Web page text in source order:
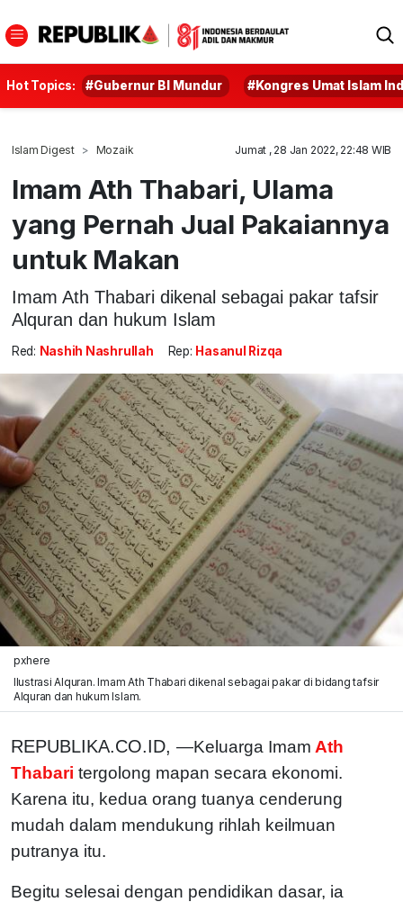
Hot Topics: #Gubernur BI Mundur #Kongres Umat Islam
Islam Digest Mozaik Jumat , 28 Jan 2022, 22:48 WIB
Imam Ath Thabari, Ulama
yang Pernah Jual Pakaiannya
untuk Makan
Imam Ath Thabari dikenal sebagai pakar tafsir
Alquran dan hukum Islam
Red: Nashih Nashrullah Rep: Hasanul Rizqa
pxhere
Ilustrasi Alquran. Imam Ath Thabari dikenal sebagai pakar di bidang tafsir
Alquran dan hukum Islam.
REPUBLIKA.CO.ID, —Keluarga Imam Ath
Thabari tergolong mapan secara ekonomi.
Karena itu, kedua orang tuanya cenderung
mudah dalam mendukung rihlah keilmuan
putranya itu.
Begitu selesai dengan pendidikan dasar, ia